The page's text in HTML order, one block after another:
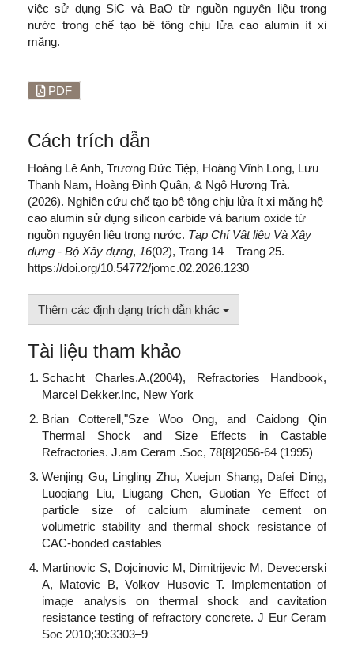
việc sử dụng SiC và BaO từ nguồn nguyên liệu trong
nước trong chế tạo bê tông chịu lửa cao alumin ít xi
măng.
PDF
Cách trích dẫn
Hoàng Lê Anh, Trương Đức Tiệp, Hoàng Vĩnh Long, Lưu
Thanh Nam, Hoàng Đình Quân, & Ngô Hương Trà.
(2026). Nghiên cứu chế tạo bê tông chịu lửa ít xi măng hệ
cao alumin sử dụng silicon carbide và barium oxide từ
nguồn nguyên liệu trong nước. Tạp Chí Vật liệu Và Xây
dựng - Bộ Xây dựng, 16(02), Trang 14 – Trang 25.
https://doi.org/10.54772/jomc.02.2026.1230
Thêm các định dạng trích dẫn khác
Tài liệu tham khảo
Schacht Charles.A.(2004), Refractories Handbook,
Marcel Dekker.Inc, New York
Brian Cotterell,"Sze Woo Ong, and Caidong Qin
Thermal Shock and Size Effects in Castable
Refractories. J.am Ceram .Soc, 78[8]2056-64 (1995)
Wenjing Gu, Lingling Zhu, Xuejun Shang, Dafei Ding,
Luoqiang Liu, Liugang Chen, Guotian Ye Effect of
particle size of calcium aluminate cement on
volumetric stability and thermal shock resistance of
CAC-bonded castables
Martinovic S, Dojcinovic M, Dimitrijevic M, Devecerski
A, Matovic B, Volkov Husovic T. Implementation of
image analysis on thermal shock and cavitation
resistance testing of refractory concrete. J Eur Ceram
Soc 2010;30:3303–9